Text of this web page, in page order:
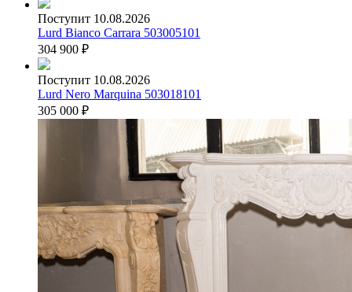
Поступит 10.08.2026
Lurd Bianco Carrara 503005101
304 900 ₽
Поступит 10.08.2026
Lurd Nero Marquina 503018101
305 000 ₽